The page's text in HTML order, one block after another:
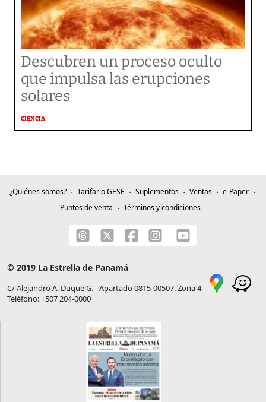
Descubren un proceso oculto
que impulsa las erupciones
solares
CIENCIA
¿Quiénes somos? Tarifario GESE Suplementos Ventas
e-Paper
Puntos de venta
Términos y condiciones
© 2019 La Estrella de Panamá
C/ Alejandro A. Duque G. - Apartado 0815-00507, Zona 4
Teléfono: +507 204-0000